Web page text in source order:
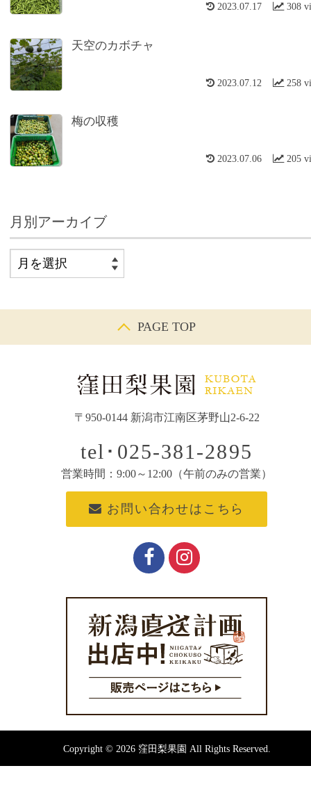
308
2023.07.17
天空のカボチャ
258
2023.07.12
梅の収穫
205
2023.07.06
月別アーカイブ
PAGE TOP
〒950-0144 新潟市江南区茅野山2-6-22
tel･025-381-2895
営業時間：9:00～12:00（午前のみの営業）
お問い合わせはこちら
Copyright © 2026 窪田梨果園 All Rights Reserved.